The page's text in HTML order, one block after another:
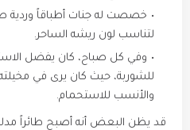
​خصصت له جنات أطباقاً وردية
لتناسب لون ريشه الساحر.
​وفي كل صباح، كان يفضل
للشوربة، حيث كان يرى في مخيلته
والأنسب للاستحمام.
​قد يظن البعض أنه أصبح طائراً